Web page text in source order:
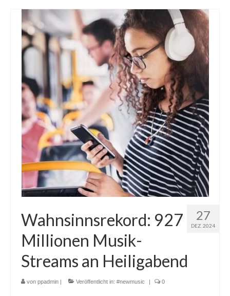
27
DEZ. 2024
Wahnsinnsrekord: 927
Millionen Musik-
Streams an Heiligabend
von ppadmin Veröffentlicht in: #newmusic 0